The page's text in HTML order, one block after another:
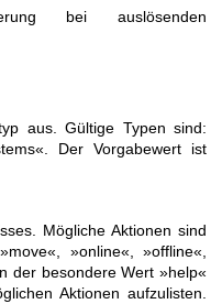
bei auslösenden
aus. Gültige Typen sind:
Der Vorgabewert ist
Mögliche Aktionen sind
»online«, »offline«,
der besondere Wert »help«
Aktionen aufzulisten.